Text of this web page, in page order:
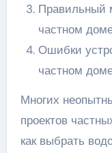
Правильный
частном
Ошибки
частном
Многих
проектов
как выбрать